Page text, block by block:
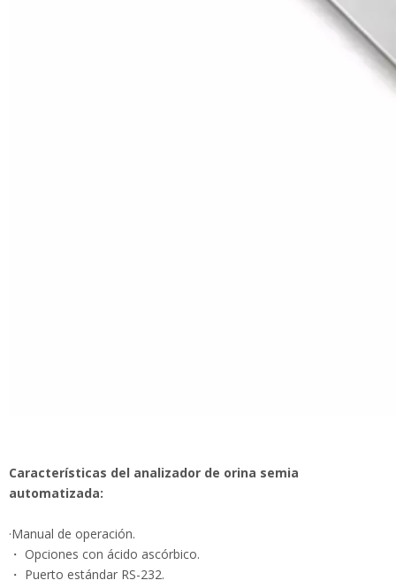
·Manual de operación.
・ Opciones con ácido ascórbico.
・ Instrumento de alta precisión, operación fácil y rápida.
・ Rendimiento de 120 pruebas por hora, proporcione lectura
automatizada.